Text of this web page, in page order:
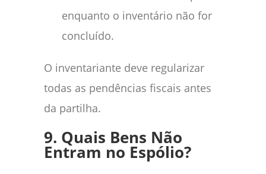
enquanto o inventário não for
concluído.
O inventariante deve regularizar
todas as pendências fiscais antes
da partilha.
9. Quais Bens Não
Entram no Espólio?